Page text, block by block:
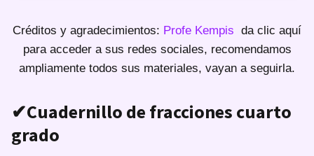
Créditos y agradecimientos: Profe Kempis da clic aquí
para acceder a sus redes sociales, recomendamos
ampliamente todos sus materiales, vayan a seguirla.
✔Cuadernillo de fracciones cuarto
grado